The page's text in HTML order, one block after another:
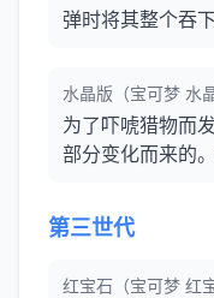
弹时将其整个吞下
水晶版（宝可梦 水
为了吓唬猎物而
部分变化而来的
第三世代
红宝石（宝可梦 红